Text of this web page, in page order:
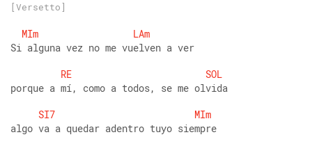
[Versetto]
MIm
LAm
Si alguna vez no me vuelven a ver
RE
SOL
porque a mí, como a todos, se me olvida
SI7
MIm
algo va a quedar adentro tuyo siempre